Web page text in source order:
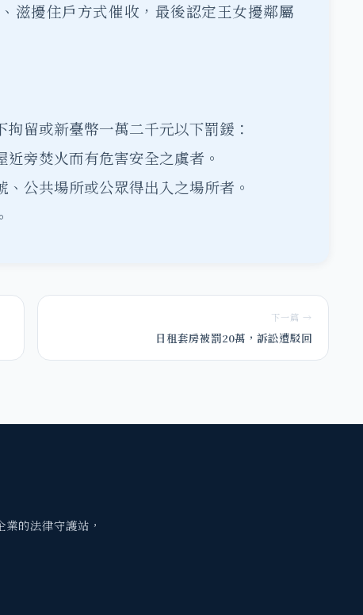
滋擾住戶方式催收，最後認定王女擾鄰屬
留或新臺幣一萬二千元以下罰鍰：
旁焚火而有危害安全之虞者。
公共場所或公眾得出入之場所者。
下一篇 →
日租套房被罰20萬，訴訟遭駁回
的法律守護站，